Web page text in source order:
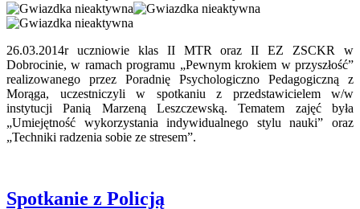
26.03.2014r uczniowie klas II MTR oraz II EZ ZSCKR w
Dobrocinie, w ramach programu „Pewnym krokiem w przyszłość”
realizowanego przez Poradnię Psychologiczno Pedagogiczną z
Morąga, uczestniczyli w spotkaniu z przedstawicielem w/w
instytucji Panią Marzeną Leszczewską. Tematem zajęć była
„Umiejętność wykorzystania indywidualnego stylu nauki” oraz
„Techniki radzenia sobie ze stresem”.
Spotkanie z Policją